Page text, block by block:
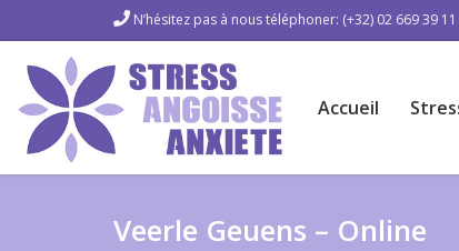
N’hésitez pas à nous téléphoner: (+32) 02 669 39
Accueil
Veerle Geuens – Online